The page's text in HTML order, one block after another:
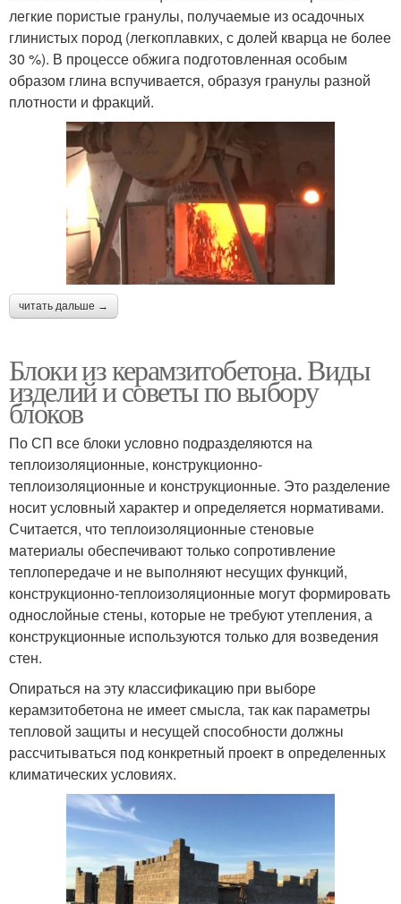
легкие пористые гранулы, получаемые из осадочных
глинистых пород (легкоплавких, с долей кварца не более
30 %). В процессе обжига подготовленная особым
образом глина вспучивается, образуя гранулы разной
плотности и фракций.
читать дальше →
Блоки из керамзитобетона. Виды
изделий и советы по выбору
блоков
По СП все блоки условно подразделяются на
теплоизоляционные, конструкционно-
теплоизоляционные и конструкционные. Это разделение
носит условный характер и определяется нормативами.
Считается, что теплоизоляционные стеновые
материалы обеспечивают только сопротивление
теплопередаче и не выполняют несущих функций,
конструкционно-теплоизоляционные могут формировать
однослойные стены, которые не требуют утепления, а
конструкционные используются только для возведения
стен.
Опираться на эту классификацию при выборе
керамзитобетона не имеет смысла, так как параметры
тепловой защиты и несущей способности должны
рассчитываться под конкретный проект в определенных
климатических условиях.